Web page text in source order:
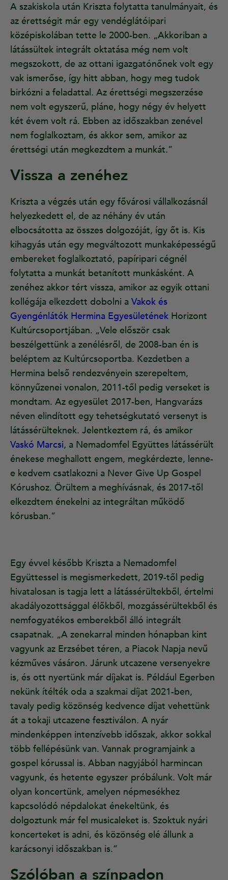
A szakiskola után Kriszta folytatta tanulmányait, és
az érettségit már egy vendéglátóipari
középiskolában tette le 2000-ben. „Akkoriban a
látássültek integrált oktatása még nem volt
megszokott, de az ottani igazgatónőnek volt egy
vak ismerőse, így hitt abban, hogy meg tudok
birkózni a feladattal. Az érettségi megszerzése
nem volt egyszerű, pláne, hogy négy év helyett
két évem volt rá. Ebben az időszakban zenével
nem foglalkoztam, és akkor sem, amikor az
érettségi után megkezdtem a munkát.”
Vissza a zenéhez
Kriszta a végzés után egy fővárosi vállalkozásnál
helyezkedett el, de az néhány év után
elbocsátotta az összes dolgozóját, így őt is. Kis
kihagyás után egy megváltozott munkaképességű
embereket foglalkoztató, papíripari cégnél
folytatta a munkát betanított munkásként. A
zenéhez akkor tért vissza, amikor az egyik ottani
kollégája elkezdett dobolni a Vakok és
Gyengénlátók Hermina Egyesületének Horizont
Kultúrcsoportjában. „Vele először csak
beszélgettünk a zenélésről, de 2008-ban én is
beléptem az Kultúrcsoportba. Kezdetben a
Hermina belső rendezvényein szerepeltem,
könnyűzenei vonalon, 2011-től pedig verseket is
mondtam. Az egyesület 2017-ben, Hangvarázs
néven elindított egy tehetségkutató versenyt is
látássérülteknek. Jelentkeztem rá, és amikor
Vaskó Marcsi, a Nemadomfel Együttes látássérült
énekese meghallott engem, megkérdezte, lenne-
e kedvem csatlakozni a Never Give Up Gospel
Kórushoz. Örültem a meghívásnak, és 2017-től
elkezdtem énekelni az integráltan működő
kórusban.”
Egy évvel később Kriszta a Nemadomfel
Együttessel is megismerkedett, 2019-től pedig
hivatalosan is tagja lett a látássérültekből, értelmi
akadályozottsággal élőkből, mozgássérültekből és
nemfogyatékos emberekből álló integrált
csapatnak. „A zenekarral minden hónapban kint
vagyunk az Erzsébet téren, a Piacok Napja nevű
kézműves vásáron. Járunk utcazene versenyekre
is, és ott nyertünk már díjakat is. Például Egerben
nekünk ítélték oda a szakmai díjat 2021-ben,
tavaly pedig közönség kedvence díjat vehettünk
át a tokaji utcazene fesztiválon. A nyár
mindenképpen intenzívebb időszak, akkor sokkal
több fellépésünk van. Vannak programjaink a
gospel kórussal is. Abban nagyjából harmincan
vagyunk, és hetente egyszer próbálunk. Volt már
olyan koncertünk, amelyen népmesékhez
kapcsolódó népdalokat énekeltünk, és
dolgoztunk már fel musicaleket is. Szoktuk nyári
koncerteket is adni, és közönség elé állunk a
karácsonyi időszakban is.”
Szólóban a színpadon